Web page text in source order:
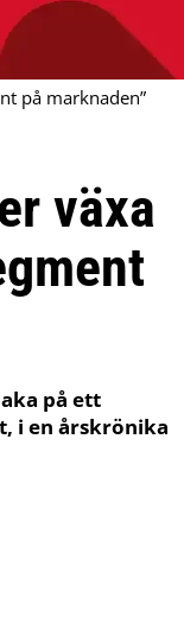
på marknaden”
växa
på ett
i en årskrönika